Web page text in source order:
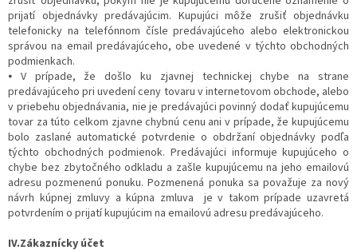
prijatí objednávky predávajúcim. Kupujúci môže zrušiť objednávku
telefonicky na telefónnom čísle predávajúceho alebo elektronickou
správou na email predávajúceho, obe uvedené v týchto obchodných
podmienkach.
⦁ V prípade, že došlo ku zjavnej technickej chybe na strane
predávajúceho pri uvedení ceny tovaru v internetovom obchode, alebo
v priebehu objednávania, nie je predávajúci povinný dodať kupujúcemu
tovar za túto celkom zjavne chybnú cenu ani v prípade, že kupujúcemu
bolo zaslané automatické potvrdenie o obdržaní objednávky podľa
týchto obchodných podmienok. Predávajúci informuje kupujúceho o
chybe bez zbytočného odkladu a zašle kupujúcemu na jeho emailovú
adresu pozmenenú ponuku. Pozmenená ponuka sa považuje za nový
návrh kúpnej zmluvy a kúpna zmluva je v takom prípade uzavretá
potvrdením o prijatí kupujúcim na emailovú adresu predávajúceho.
IV.Zákaznícky účet